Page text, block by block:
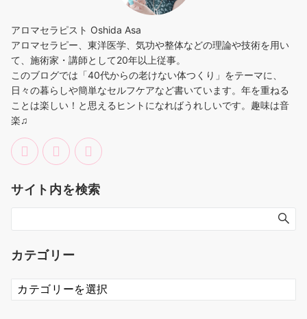
アロマセラピスト Oshida Asa
アロマセラピー、東洋医学、気功や整体などの理論や技術を用い
て、施術家・講師として20年以上従事。
このブログでは「40代からの老けない体つくり」をテーマに、
日々の暮らしや簡単なセルフケアなど書いています。年を重ねる
ことは楽しい！と思えるヒントになればうれしいです。趣味は音
楽♫
サイト内を検索
カテゴリー
カ
テ